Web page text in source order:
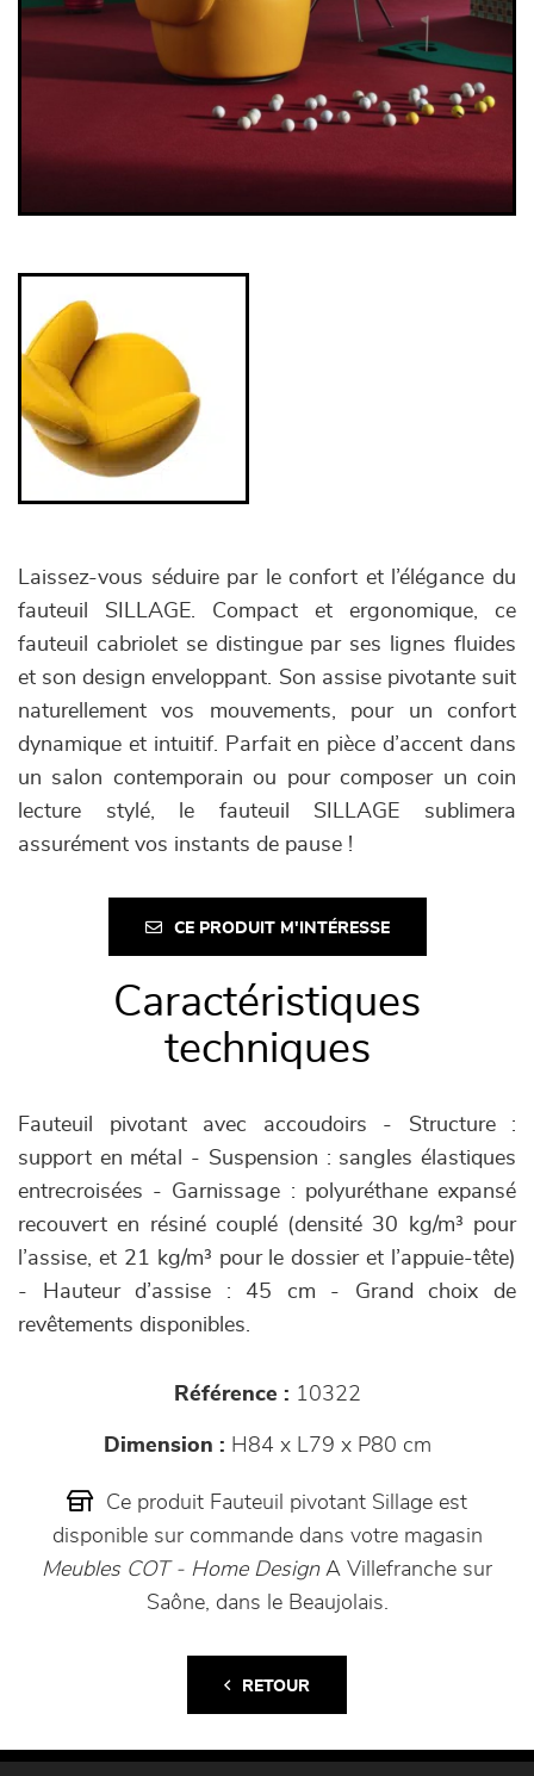
Laissez-vous séduire par le confort et l’élégance du
fauteuil SILLAGE. Compact et ergonomique, ce
fauteuil cabriolet se distingue par ses lignes fluides
et son design enveloppant. Son assise pivotante suit
naturellement vos mouvements, pour un confort
dynamique et intuitif. Parfait en pièce d’accent dans
un salon contemporain ou pour composer un coin
lecture stylé, le fauteuil SILLAGE sublimera
assurément vos instants de pause !
CE PRODUIT M'INTÉRESSE
Caractéristiques
techniques
Fauteuil pivotant avec accoudoirs - Structure :
support en métal - Suspension : sangles élastiques
entrecroisées - Garnissage : polyuréthane expansé
recouvert en résiné couplé (densité 30 kg/m³ pour
l’assise, et 21 kg/m³ pour le dossier et l’appuie-tête)
- Hauteur d’assise : 45 cm - Grand choix de
revêtements disponibles.
Référence : 10322
Dimension : H84 x L79 x P80 cm
Ce produit Fauteuil pivotant Sillage est
disponible sur commande dans votre magasin
Meubles COT - Home DesignA Villefranche sur
Saône, dans le Beaujolais.
RETOUR